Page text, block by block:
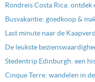
Rondreis Costa Rica: ontdek
Busvakantie: goedkoop &
Last minute naar de
De leukste
Stedentrip Edinburgh: een
Cinque Terre: wandelen in